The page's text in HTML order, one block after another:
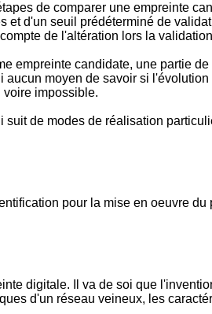
de comparer une empreinte
d'un seuil prédéterminé de
de l'altération lors la
empreinte candidate, une partie
moyen de savoir si
voire impossible.
de modes de réalisation
pour la mise en oeuvre
digitale. Il va de soi que
d'un réseau veineux, les